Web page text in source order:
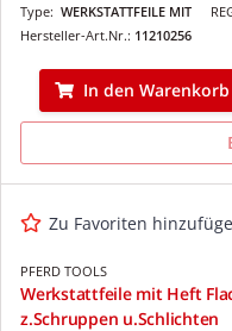
Type: WERKSTATTFEILE MIT
Hersteller-Art.Nr.: 11210256
In den Warenkorb
Zu Favoriten
PFERD TOOLS
Werkstattfeile mit Heft
z.Schruppen u.Schlichten